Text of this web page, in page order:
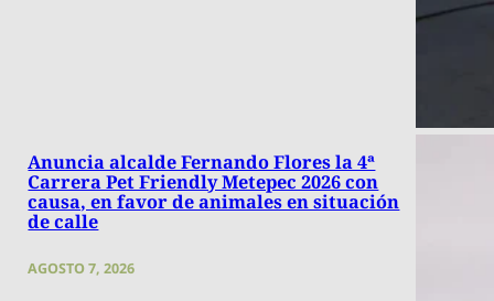
Anuncia alcalde Fernando Flores la 4ª
Carrera Pet Friendly Metepec 2026 con
causa, en favor de animales en situación
de calle
AGOSTO 7, 2026